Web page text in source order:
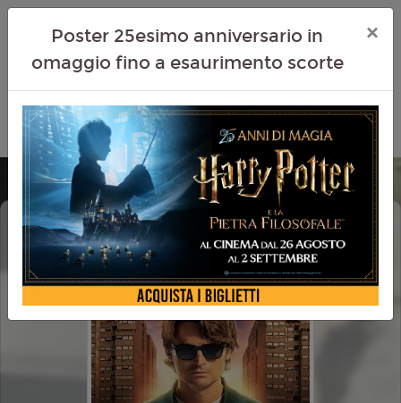
IO SONO LA FINE DEL MONDO
Poster 25esimo anniversario in
omaggio fino a esaurimento scorte
×